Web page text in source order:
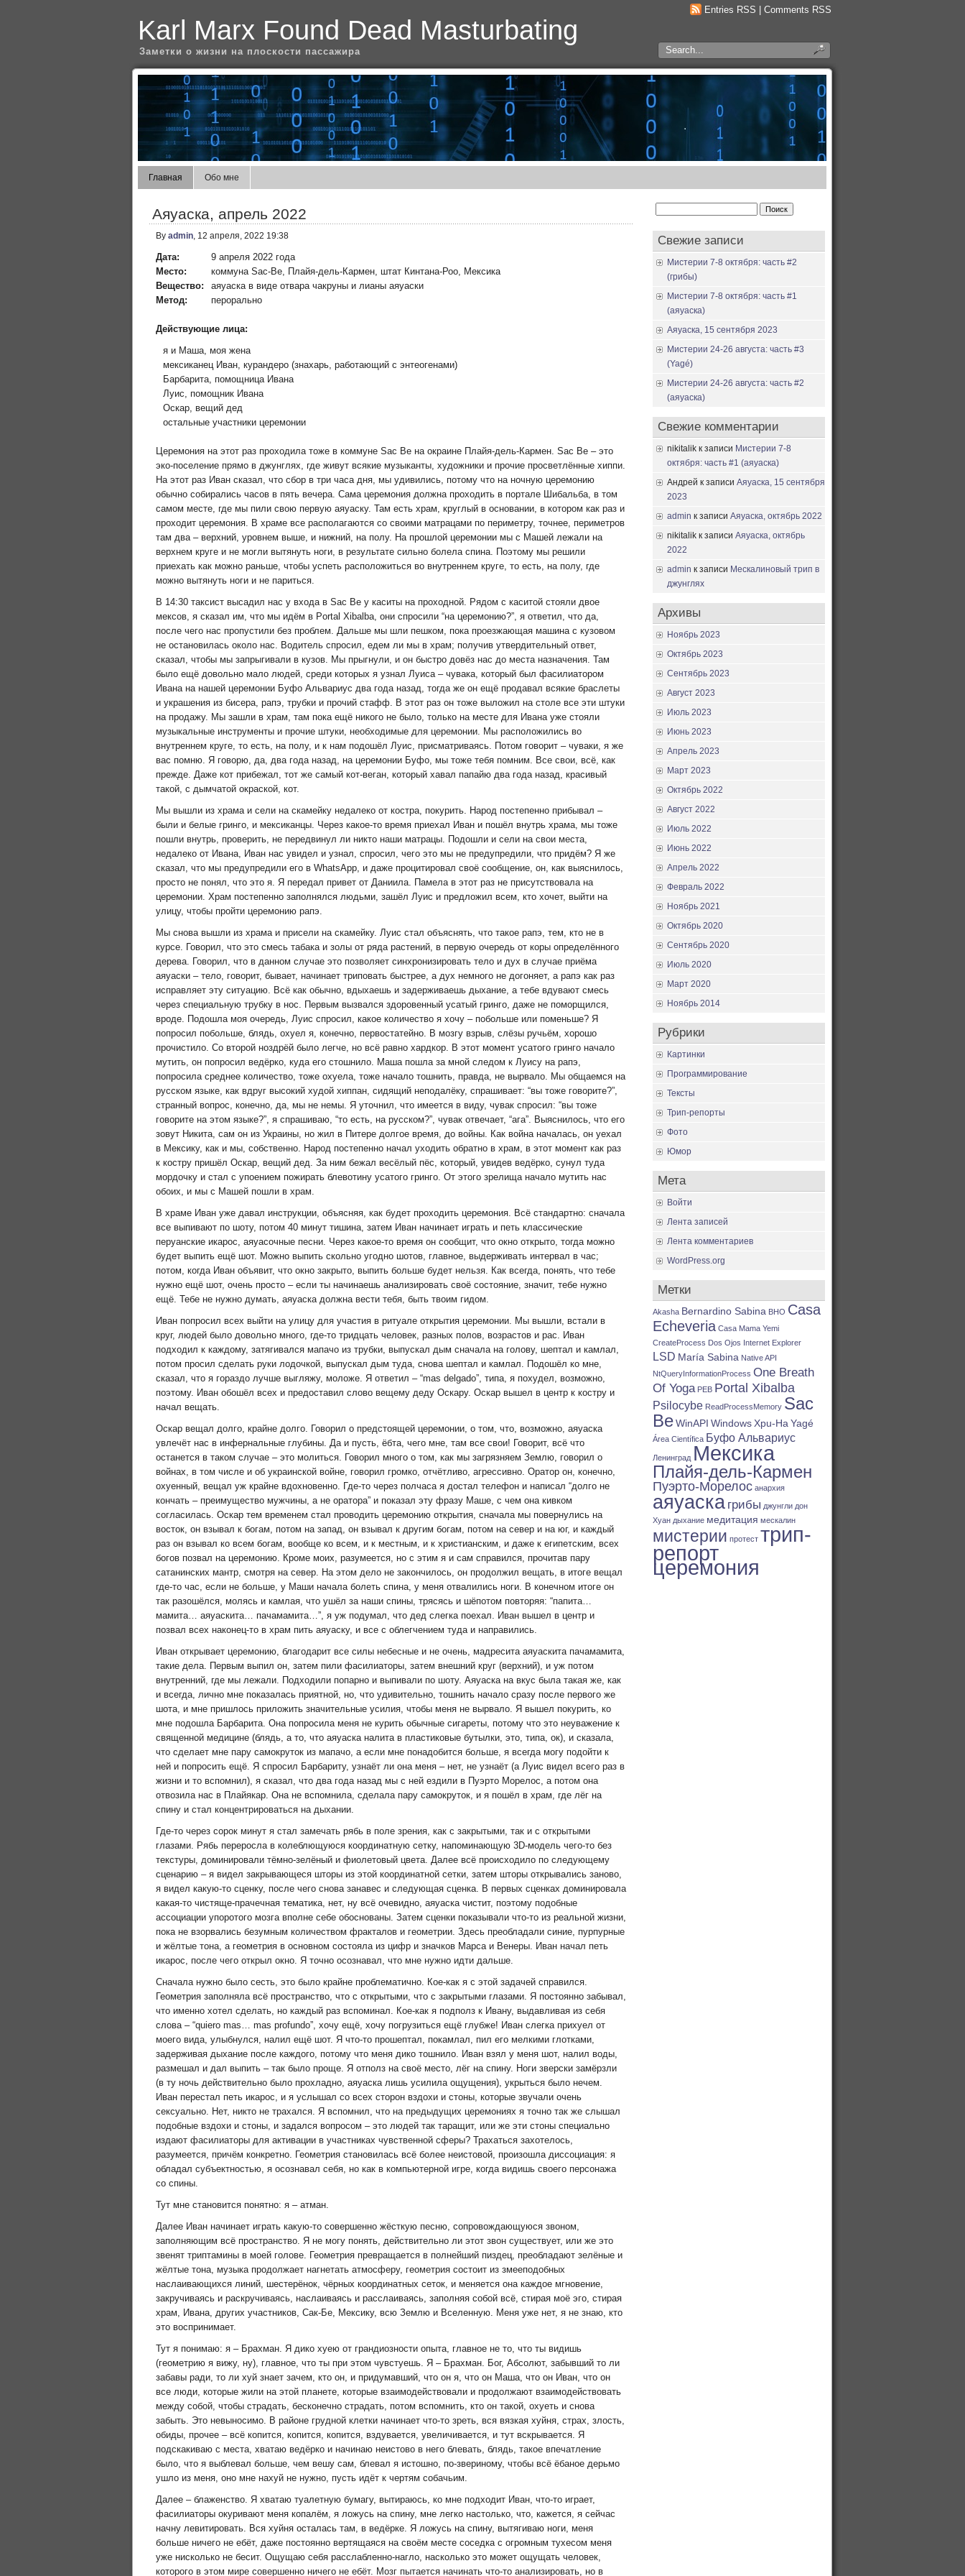
Entries RSS Comments RSS
Karl Marx Found Dead Masturbating
Заметки о жизни на плоскости пассажира
Главная Обо мне
Аяуаска, апрель 2022
By admin , 12 апреля, 2022 19:38
Дата:
9 апреля 2022 года
Место:
коммуна Sac-Be, Плайя-дель-Кармен, штат Кинтана-Роо, Мексика
Вещество:
аяуаска в виде отвара чакруны и лианы аяуаски
Метод:
перорально
Действующие лица:
я и Маша, моя жена
мексиканец Иван, курандеро (знахарь, работающий с энтеогенами)
Барбарита, помощница Ивана
Луис, помощник Ивана
Оскар, вещий дед
остальные участники церемонии
Церемония на этот раз проходила тоже в коммуне Sac Be на окраине Плайя-дель-Кармен. Sac Be – это
эко-поселение прямо в джунглях, где живут всякие музыканты, художники и прочие просветлённые хиппи.
На этот раз Иван сказал, что сбор в три часа дня, мы удивились, потому что на ночную церемонию
обычно собирались часов в пять вечера. Сама церемония должна проходить в портале Шибальба, в том
самом месте, где мы пили свою первую аяуаску. Там есть храм, круглый в основании, в котором как раз и
проходит церемония. В храме все располагаются со своими матрацами по периметру, точнее, периметров
там два – верхний, уровнем выше, и нижний, на полу. На прошлой церемонии мы с Машей лежали на
верхнем круге и не могли вытянуть ноги, в результате сильно болела спина. Поэтому мы решили
приехать как можно раньше, чтобы успеть расположиться во внутреннем круге, то есть, на полу, где
можно вытянуть ноги и не париться.
В 14:30 таксист высадил нас у входа в Sac Be у каситы на проходной. Рядом с каситой стояли двое
мексов, я сказал им, что мы идём в Portal Xibalba, они спросили “на церемонию?”, я ответил, что да,
после чего нас пропустили без проблем. Дальше мы шли пешком, пока проезжающая машина с кузовом
не остановилась около нас. Водитель спросил, едем ли мы в храм; получив утвердительный ответ,
сказал, чтобы мы запрыгивали в кузов. Мы прыгнули, и он быстро довёз нас до места назначения. Там
было ещё довольно мало людей, среди которых я узнал Луиса – чувака, который был фасилиатором
Ивана на нашей церемонии Буфо Альвариус два года назад, тогда же он ещё продавал всякие браслеты
и украшения из бисера, рапэ, трубки и прочий стафф. В этот раз он тоже выложил на столе все эти штуки
на продажу. Мы зашли в храм, там пока ещё никого не было, только на месте для Ивана уже стояли
музыкальные инструменты и прочие штуки, необходимые для церемонии. Мы расположились во
внутреннем круге, то есть, на полу, и к нам подошёл Луис, присматриваясь. Потом говорит – чуваки, я же
вас помню. Я говорю, да, два года назад, на церемонии Буфо, мы тоже тебя помним. Все свои, всё, как
прежде. Даже кот прибежал, тот же самый кот-веган, который хавал папайю два года назад, красивый
такой, с дымчатой окраской, кот.
Мы вышли из храма и сели на скамейку недалеко от костра, покурить. Народ постепенно прибывал –
были и белые гринго, и мексиканцы. Через какое-то время приехал Иван и пошёл внутрь храма, мы тоже
пошли внутрь, проверить, не передвинул ли никто наши матрацы. Подошли и сели на свои места,
недалеко от Ивана, Иван нас увидел и узнал, спросил, чего это мы не предупредили, что придём? Я же
сказал, что мы предупредили его в WhatsApp, и даже процитировал своё сообщение, он, как выяснилось,
просто не понял, что это я. Я передал привет от Даниила. Памела в этот раз не присутствовала на
церемонии. Храм постепенно заполнялся людьми, зашёл Луис и предложил всем, кто хочет, выйти на
улицу, чтобы пройти церемонию рапэ.
Мы снова вышли из храма и присели на скамейку. Луис стал объяснять, что такое рапэ, тем, кто не в
курсе. Говорил, что это смесь табака и золы от ряда растений, в первую очередь от коры определённого
дерева. Говорил, что в данном случае это позволяет синхронизировать тело и дух в случае приёма
аяуаски – тело, говорит, бывает, начинает триповать быстрее, а дух немного не догоняет, а рапэ как раз
исправляет эту ситуацию. Всё как обычно, вдыхаешь и задерживаешь дыхание, а тебе вдувают смесь
через специальную трубку в нос. Первым вызвался здоровенный усатый гринго, даже не поморщился,
вроде. Подошла моя очередь, Луис спросил, какое количество я хочу – побольше или поменьше? Я
попросил побольше, блядь, охуел я, конечно, первостатейно. В мозгу взрыв, слёзы ручьём, хорошо
прочистило. Со второй ноздрёй было легче, но всё равно хардкор. В этот момент усатого гринго начало
мутить, он попросил ведёрко, куда его стошнило. Маша пошла за мной следом к Луису на рапэ,
попросила среднее количество, тоже охуела, тоже начало тошнить, правда, не вырвало. Мы общаемся на
русском языке, как вдруг высокий худой хиппан, сидящий неподалёку, спрашивает: “вы тоже говорите?”,
странный вопрос, конечно, да, мы не немы. Я уточнил, что имеется в виду, чувак спросил: “вы тоже
говорите на этом языке?”, я спрашиваю, “то есть, на русском?”, чувак отвечает, “ага”. Выяснилось, что его
зовут Никита, сам он из Украины, но жил в Питере долгое время, до войны. Как война началась, он уехал
в Мексику, как и мы, собственно. Народ постепенно начал уходить обратно в храм, в этот момент как раз
к костру пришёл Оскар, вещий дед. За ним бежал весёлый пёс, который, увидев ведёрко, сунул туда
мордочку и стал с упоением пожирать блевотину усатого гринго. От этого зрелища начало мутить нас
обоих, и мы с Машей пошли в храм.
В храме Иван уже давал инструкции, объясняя, как будет проходить церемония. Всё стандартно: сначала
все выпивают по шоту, потом 40 минут тишина, затем Иван начинает играть и петь классические
перуанские икарос, аяуасочные песни. Через какое-то время он сообщит, что окно открыто, тогда можно
будет выпить ещё шот. Можно выпить скольно угодно шотов, главное, выдерживать интервал в час;
потом, когда Иван объявит, что окно закрыто, выпить больше будет нельзя. Как всегда, понять, что тебе
нужно ещё шот, очень просто – если ты начинаешь анализировать своё состояние, значит, тебе нужно
ещё. Тебе не нужно думать, аяуаска должна вести тебя, быть твоим гидом.
Иван попросил всех выйти на улицу для участия в ритуале открытия церемонии. Мы вышли, встали в
круг, людей было довольно много, где-то тридцать человек, разных полов, возрастов и рас. Иван
подходил к каждому, затягивался мапачо из трубки, выпускал дым сначала на голову, шептал и камлал,
потом просил сделать руки лодочкой, выпускал дым туда, снова шептал и камлал. Подошёл ко мне,
сказал, что я гораздо лучше выгляжу, моложе. Я ответил – “mas delgado”, типа, я похудел, возможно,
поэтому. Иван обошёл всех и предоставил слово вещему деду Оскару. Оскар вышел в центр к костру и
начал вещать.
Оскар вещал долго, крайне долго. Говорил о предстоящей церемонии, о том, что, возможно, аяуаска
увлечёт нас в инфернальные глубины. Да и пусть, ёбта, чего мне, там все свои! Говорит, всё что
останется в таком случае – это молиться. Говорил много о том, как мы загрязняем Землю, говорил о
войнах, в том числе и об украинской войне, говорил громко, отчётливо, агрессивно. Оратор он, конечно,
охуенный, вещал уж крайне вдохновенно. Где-то через полчаса я достал телефон и написал “долго не
кончать – преимущество мужчины, а не оратора” и показал эту фразу Маше, с чем она кивком
согласилась. Оскар тем временем стал проводить церемонию открытия, сначала мы повернулись на
восток, он взывал к богам, потом на запад, он взывал к другим богам, потом на север и на юг, и каждый
раз он взывал ко всем богам, вообще ко всем, и к местным, и к христианским, и даже к египетским, всех
богов позвал на церемонию. Кроме моих, разумеется, но с этим я и сам справился, прочитав пару
сатанинских мантр, смотря на север. На этом дело не закончилось, он продолжил вещать, в итоге вещал
где-то час, если не больше, у Маши начала болеть спина, у меня отвалились ноги. В конечном итоге он
так разошёлся, молясь и камлая, что ушёл за наши спины, трясясь и шёпотом повторяя: “папита…
мамита… аяуаскита… пачамамита…”, я уж подумал, что дед слегка поехал. Иван вышел в центр и
позвал всех наконец-то в храм пить аяуаску, и все с облегчением туда и направились.
Иван открывает церемонию, благодарит все силы небесные и не очень, мадресита аяуаскита пачамамита,
такие дела. Первым выпил он, затем пили фасилиаторы, затем внешний круг (верхний), и уж потом
внутренний, где мы лежали. Подходили попарно и выпивали по шоту. Аяуаска на вкус была такая же, как
и всегда, лично мне показалась приятной, но, что удивительно, тошнить начало сразу после первого же
шота, и мне пришлось приложить значительные усилия, чтобы меня не вырвало. Я вышел покурить, ко
мне подошла Барбарита. Она попросила меня не курить обычные сигареты, потому что это неуважение к
священной медицине (блядь, а то, что аяуаска налита в пластиковые бутылки, это, типа, ок), и сказала,
что сделает мне пару самокруток из мапачо, а если мне понадобится больше, я всегда могу подойти к
ней и попросить ещё. Я спросил Барбариту, узнаёт ли она меня – нет, не узнаёт (а Луис видел всего раз в
жизни и то вспомнил), я сказал, что два года назад мы с ней ездили в Пуэрто Морелос, а потом она
отвозила нас в Плайякар. Она не вспомнила, сделала пару самокруток, и я пошёл в храм, где лёг на
спину и стал концентрироваться на дыхании.
Где-то через сорок минут я стал замечать рябь в поле зрения, как с закрытыми, так и с открытыми
глазами. Рябь переросла в колеблющуюся координатную сетку, напоминающую 3D-модель чего-то без
текстуры, доминировали тёмно-зелёный и фиолетовый цвета. Далее всё происходило по следующему
сценарию – я видел закрывающеся шторы из этой координатной сетки, затем шторы открывались заново,
я видел какую-то сценку, после чего снова занавес и следующая сценка. В первых сценках доминировала
какая-то чистяще-прачечная тематика, нет, ну всё очевидно, аяуаска чистит, поэтому подобные
ассоциации упоротого мозга вполне себе обоснованы. Затем сценки показывали что-то из реальной жизни,
пока не взорвались безумным количеством фракталов и геометрии. Здесь преобладали синие, пурпурные
и жёлтые тона, а геометрия в основном состояла из цифр и значков Марса и Венеры. Иван начал петь
икарос, после чего открыл окно. Я точно осознавал, что мне нужно идти дальше.
Сначала нужно было сесть, это было крайне проблематично. Кое-как я с этой задачей справился.
Геометрия заполняла всё пространство, что с открытыми, что с закрытыми глазами. Я постоянно забывал,
что именно хотел сделать, но каждый раз вспоминал. Кое-как я подполз к Ивану, выдавливая из себя
слова – “quiero mas… mas profundo”, хочу ещё, хочу погрузиться ещё глубже! Иван слегка прихуел от
моего вида, улыбнулся, налил ещё шот. Я что-то прошептал, покамлал, пил его мелкими глотками,
задерживая дыхание после каждого, потому что меня дико тошнило. Иван взял у меня шот, налил воды,
размешал и дал выпить – так было проще. Я отполз на своё место, лёг на спину. Ноги зверски замёрзли
(в ту ночь действительно было прохладно, аяуаска лишь усилила ощущения), укрыться было нечем.
Иван перестал петь икарос, и я услышал со всех сторон вздохи и стоны, которые звучали очень
сексуально. Нет, никто не трахался. Я вспомнил, что на предыдущих церемониях я точно так же слышал
подобные вздохи и стоны, и задался вопросом – это людей так таращит, или же эти стоны специально
издают фасилиаторы для активации в участниках чувственной сферы? Трахаться захотелось,
разумеется, причём конкретно. Геометрия становилась всё более неистовой, произошла диссоциация: я
обладал субъектностью, я осознавал себя, но как в компьютерной игре, когда видишь своего персонажа
со спины.
Тут мне становится понятно: я – атман.
Далее Иван начинает играть какую-то совершенно жёсткую песню, сопровождающуюся звоном,
заполняющим всё пространство. Я не могу понять, действительно ли этот звон существует, или же это
звенят триптамины в моей голове. Геометрия превращается в полнейший пиздец, преобладают зелёные и
жёлтые тона, музыка продолжает нагнетать атмосферу, геометрия состоит из змееподобных
наслаивающихся линий, шестерёнок, чёрных координатных сеток, и меняется она каждое мгновение,
закручиваясь и раскручиваясь, наслаиваясь и расслаиваясь, заполняя собой всё, стирая моё эго, стирая
храм, Ивана, других участников, Сак-Бе, Мексику, всю Землю и Вселенную. Меня уже нет, я не знаю, кто
это воспринимает.
Тут я понимаю: я – Брахман. Я дико хуею от грандиозности опыта, главное не то, что ты видишь
(геометрию я вижу, ну), главное, что ты при этом чувстуешь. Я – Брахман. Бог, Абсолют, забывший то ли
забавы ради, то ли хуй знает зачем, кто он, и придумавший, что он я, что он Маша, что он Иван, что он
все люди, которые жили на этой планете, которые взаимодействовали и продолжают взаимодействовать
между собой, чтобы страдать, бесконечно страдать, потом вспомнить, кто он такой, охуеть и снова
забыть. Это невыносимо. В районе грудной клетки начинает что-то зреть, вся вязкая хуйня, страх, злость,
обиды, прочее – всё копится, копится, копится, вздувается, увеличивается, и тут вскрывается. Я
подскакиваю с места, хватаю ведёрко и начинаю неистово в него блевать, блядь, такое впечатление
было, что я выблевал больше, чем вешу сам, блевал я истошно, по-звериному, чтобы всё ёбаное дерьмо
ушло из меня, оно мне нахуй не нужно, пусть идёт к чертям собачьим.
Далее – блаженство. Я хватаю туалетную бумагу, вытираюсь, ко мне подходит Иван, что-то играет,
фасилиаторы окуривают меня копалём, я ложусь на спину, мне легко настолько, что, кажется, я сейчас
начну левитировать. Вся хуйня осталась там, в ведёрке. Я ложусь на спину, вытягиваю ноги, меня
больше ничего не ебёт, даже постоянно вертящаяся на своём месте соседка с огромным тухесом меня
уже нисколько не бесит. Ощущаю себя расслабленно-нагло, насколько это может ощущать человек,
которого в этом мире совершенно ничего не ебёт. Мозг пытается начинать что-то анализировать, но в
Свежие записи
Мистерии 7-8 октября: часть #2
(грибы)
Мистерии 7-8 октября: часть #1
(аяуаска)
Аяуаска, 15 сентября 2023
Мистерии 24-26 августа: часть #3
(Yagé)
Мистерии 24-26 августа: часть #2
(аяуаска)
Свежие комментарии
nikitalik к записи Мистерии 7-8
октября: часть #1 (аяуаска)
Андрей к записи Аяуаска, 15 сентября
2023
admin к записи Аяуаска, октябрь 2022
nikitalik к записи Аяуаска, октябрь
2022
admin к записи Мескалиновый трип в
джунглях
Архивы
Ноябрь 2023
Октябрь 2023
Сентябрь 2023
Август 2023
Июль 2023
Июнь 2023
Апрель 2023
Март 2023
Октябрь 2022
Август 2022
Июль 2022
Июнь 2022
Апрель 2022
Февраль 2022
Ноябрь 2021
Октябрь 2020
Сентябрь 2020
Июль 2020
Март 2020
Ноябрь 2014
Рубрики
Картинки
Программирование
Тексты
Трип-репорты
Фото
Юмор
Мета
Войти
Лента записей
Лента комментариев
WordPress.org
Метки
Akasha Bernardino Sabina BHO Casa
Echeveria Casa Mama Yemi
CreateProcess Dos Ojos Internet Explorer
LSD María Sabina Native API
NtQueryInformationProcess One Breath
Of Yoga PEB Portal Xibalba
Psilocybe ReadProcessMemory Sac
Be WinAPI Windows Xpu-Ha Yagé
Área Científica Буфо Альвариус
Ленинград Мексика
Плайя-дель-Кармен
Пуэрто-Морелос анархия
аяуаска грибы джунгли дон
Хуан дыхание медитация мескалин
мистерии протест трип-
репорт
церемония